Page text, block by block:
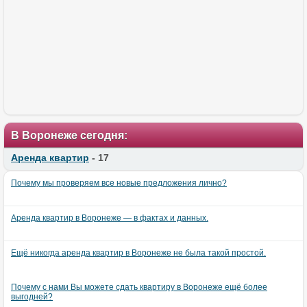
В Воронеже сегодня:
Аренда квартир - 17
Почему мы проверяем все новые предложения лично?
Аренда квартир в Воронеже — в фактах и данных.
Ещё никогда аренда квартир в Воронеже не была такой простой.
Почему с нами Вы можете сдать квартиру в Воронеже ещё более
выгодней?